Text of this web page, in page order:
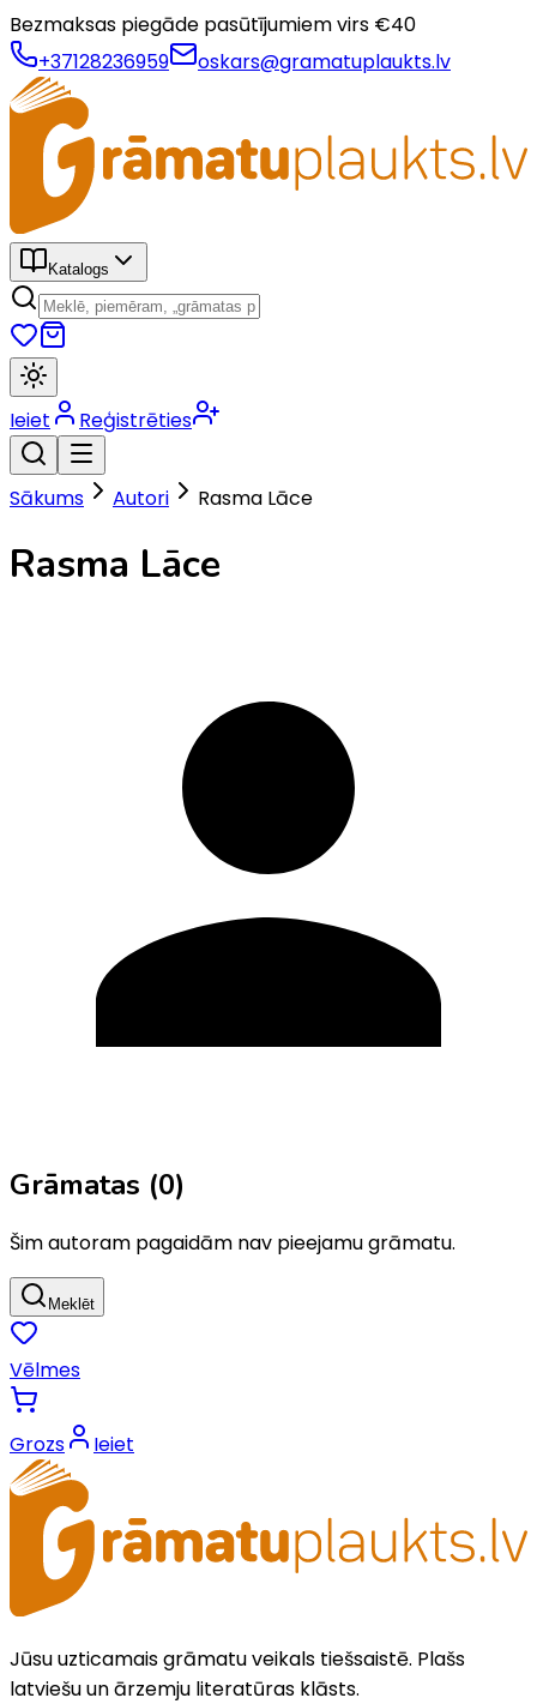
Bezmaksas piegāde pasūtījumiem virs €40
+37128236959
oskars@gramatuplaukts.lv
Katalogs
Ieiet Reģistrēties
Sākums Autori Rasma Lāce
Rasma Lāce
Grāmatas (0)
Šim autoram pagaidām nav pieejamu grāmatu.
Meklēt
Vēlmes
Grozs Ieiet
Jūsu uzticamais grāmatu veikals tiešsaistē. Plašs
latviešu un ārzemju literatūras klāsts.